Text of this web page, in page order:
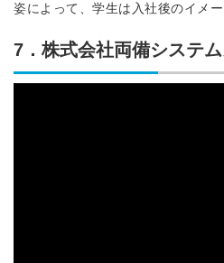
姿によって、学生は入社後のイメ
7．株式会社両備システ